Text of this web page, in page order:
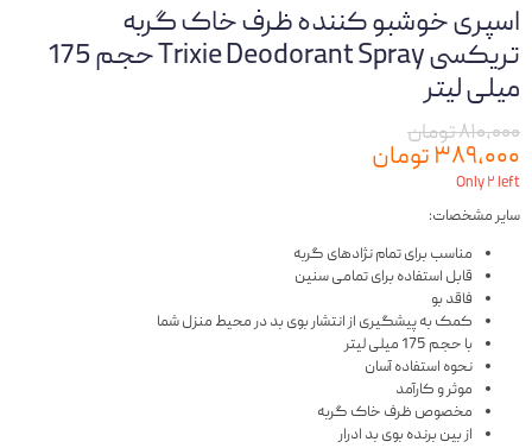
اسپری خوشبو کننده ظرف خاک گربه
تریکسی Trixie Deodorant Spray حجم 175
میلی لیتر
۸۱۰,۰۰۰ تومان
۳۸۹,۰۰۰ تومان
Only ۲ left
سایر مشخصات:
مناسب برای تمام نژادهای گربه
قابل استفاده برای تمامی سنین
فاقد بو
کمک به پیشگیری از انتشار بوی بد در محیط منزل شما
با حجم 175 میلی لیتر
نحوه استفاده آسان
موثر و کارآمد
مخصوص ظرف خاک گربه
از بین برنده بوی بد ادرار